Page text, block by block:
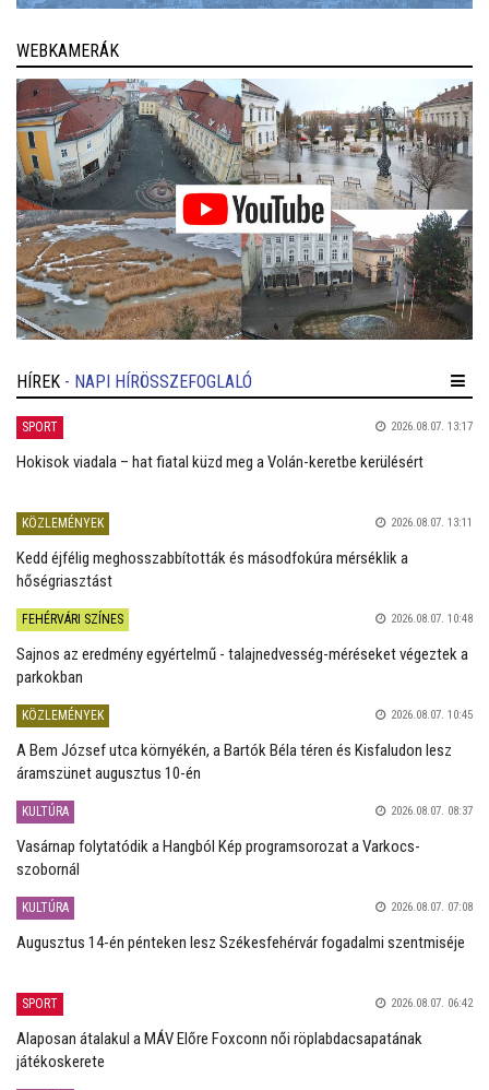
WEBKAMERÁK
HÍREK - NAPI HÍRÖSSZEFOGLALÓ
SPORT 2026.08.07. 13:17
Hokisok viadala – hat fiatal küzd meg a Volán-keretbe kerülésért
KÖZLEMÉNYEK 2026.08.07. 13:11
Kedd éjfélig meghosszabbították és másodfokúra mérséklik a
hőségriasztást
FEHÉRVÁRI SZÍNES 2026.08.07. 10:48
Sajnos az eredmény egyértelmű - talajnedvesség-méréseket végeztek a
parkokban
KÖZLEMÉNYEK 2026.08.07. 10:45
A Bem József utca környékén, a Bartók Béla téren és Kisfaludon lesz
áramszünet augusztus 10-én
KULTÚRA 2026.08.07. 08:37
Vasárnap folytatódik a Hangból Kép programsorozat a Varkocs-
szobornál
KULTÚRA 2026.08.07. 07:08
Augusztus 14-én pénteken lesz Székesfehérvár fogadalmi szentmiséje
SPORT 2026.08.07. 06:42
Alaposan átalakul a MÁV Előre Foxconn női röplabdacsapatának
játékoskerete